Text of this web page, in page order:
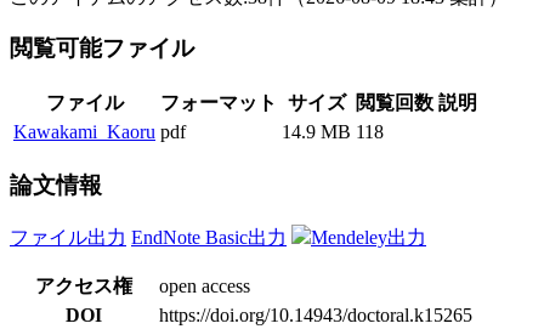
閲覧可能ファイル
ファイル フォーマット サイズ 閲覧回数 説明
Kawakami_Kaoru pdf 14.9 MB 118
論文情報
ファイル出力 EndNote Basic出力 Mendeley出力
アクセス権
open access
DOI
https://doi.org/10.14943/doctoral.k15265